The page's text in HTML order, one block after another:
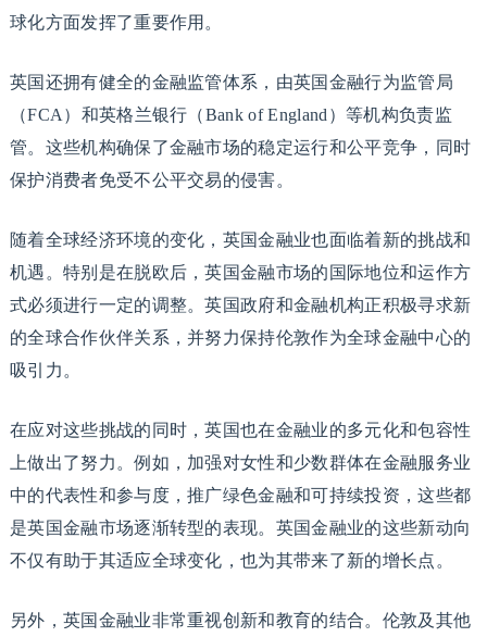
球化方面发挥了重要作用。
英国还拥有健全的金融监管体系，由英国金融行为监管局
（FCA）和英格兰银行（Bank of England）等机构负责监
管。这些机构确保了金融市场的稳定运行和公平竞争，同时
保护消费者免受不公平交易的侵害。
随着全球经济环境的变化，英国金融业也面临着新的挑战和
机遇。特别是在脱欧后，英国金融市场的国际地位和运作方
式必须进行一定的调整。英国政府和金融机构正积极寻求新
的全球合作伙伴关系，并努力保持伦敦作为全球金融中心的
吸引力。
在应对这些挑战的同时，英国也在金融业的多元化和包容性
上做出了努力。例如，加强对女性和少数群体在金融服务业
中的代表性和参与度，推广绿色金融和可持续投资，这些都
是英国金融市场逐渐转型的表现。英国金融业的这些新动向
不仅有助于其适应全球变化，也为其带来了新的增长点。
另外，英国金融业非常重视创新和教育的结合。伦敦及其他